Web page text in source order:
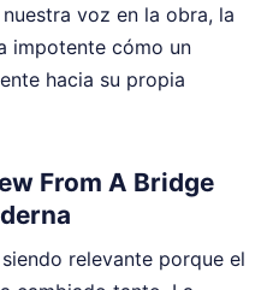
voz en la obra, la
impotente cómo un
hacia su propia
From A Bridge
relevante porque el